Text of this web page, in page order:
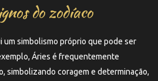
do zodíaco
um simbolismo próprio que pode ser
Áries é frequentemente
simbolizando coragem e determinação,